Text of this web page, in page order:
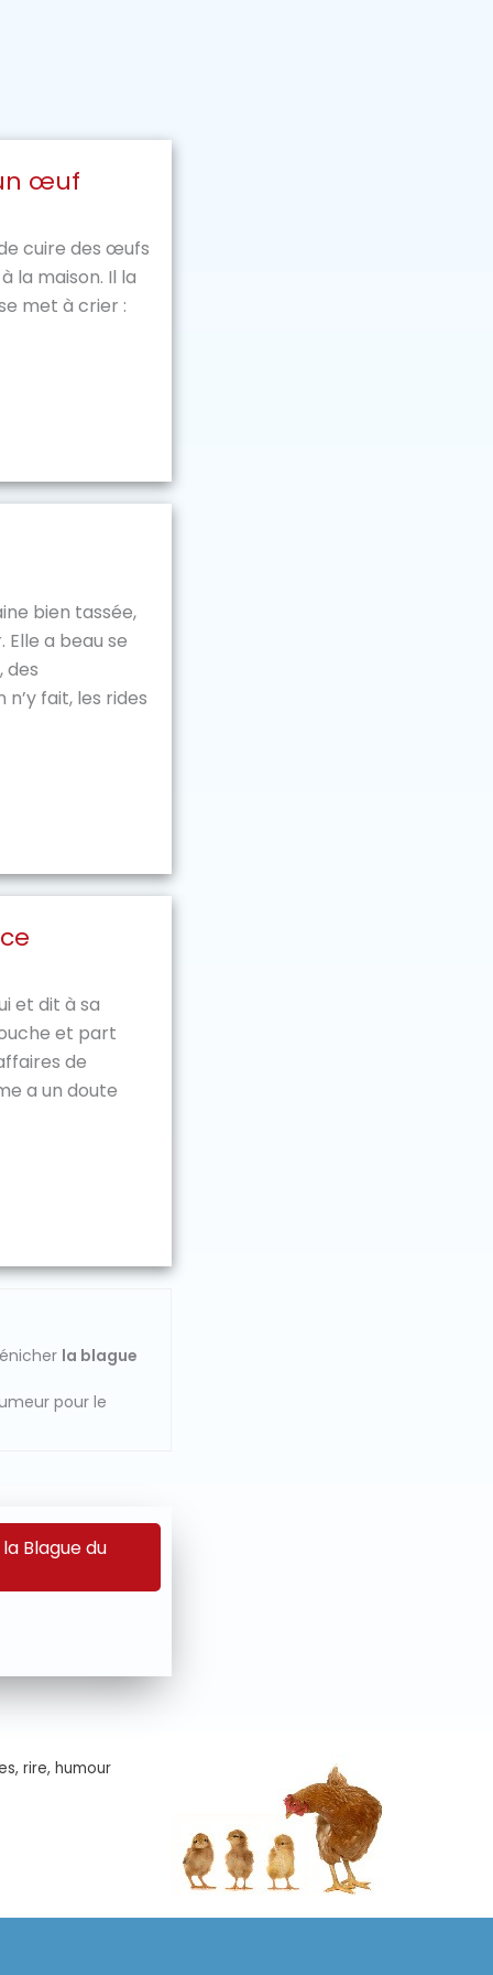
œuf
cuire des œufs
la maison. Il la
met à crier :
bien tassée,
a beau se
des
fait, les rides
et dit à sa
et part
de
a un doute
la blague
pour le
Blague du
rire, humour